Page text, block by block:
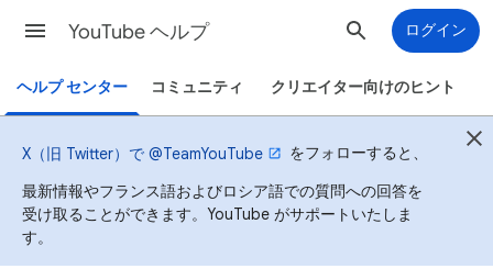
YouTube ヘルプ ログイン
ヘルプ センター コミュニティ クリエイター向けのヒント
X（旧 Twitter）で @TeamYouTube
をフォローすると、
最新情報やフランス語およびロシア語での質問への回答を
受け取ることができます。YouTube がサポートいたしま
す。